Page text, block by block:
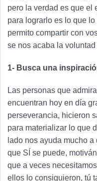
pero la verdad es que el
para lograrlo es lo que
permito compartir con
se nos acaba la
1- Busca una
Las personas que
encuentran hoy en día
perseverancia, hicieron
para materializar lo que
lado nos ayuda mucho
que SÍ se puede,
que a veces
ellos lo consiguieron, tú